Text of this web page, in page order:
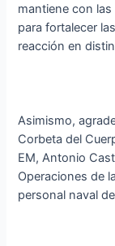
mantiene con
para fortalecer
reacción en
Asimismo,
Corbeta del
EM, Antonio
Operaciones de
personal naval